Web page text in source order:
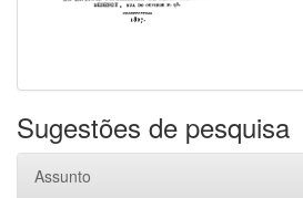
Sugestões de pesquisa
Assunto